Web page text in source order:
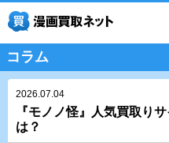
コラム
2026.07.04
『モノノ怪』人気買取り
は？